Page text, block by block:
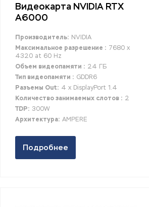
Видеокарта NVIDIA RTX
A6000
Производитель: NVIDIA
Максимальное разрешение : 7680 x
4320 at 60 Hz
Объем видеопамяти : 24 ГБ
Тип видеопамяти : GDDR6
Разъемы Out: 4 x DisplayPort 1.4
Количество занимаемых слотов : 2
TDP: 300W
Архитектура: AMPERE
Подробнее